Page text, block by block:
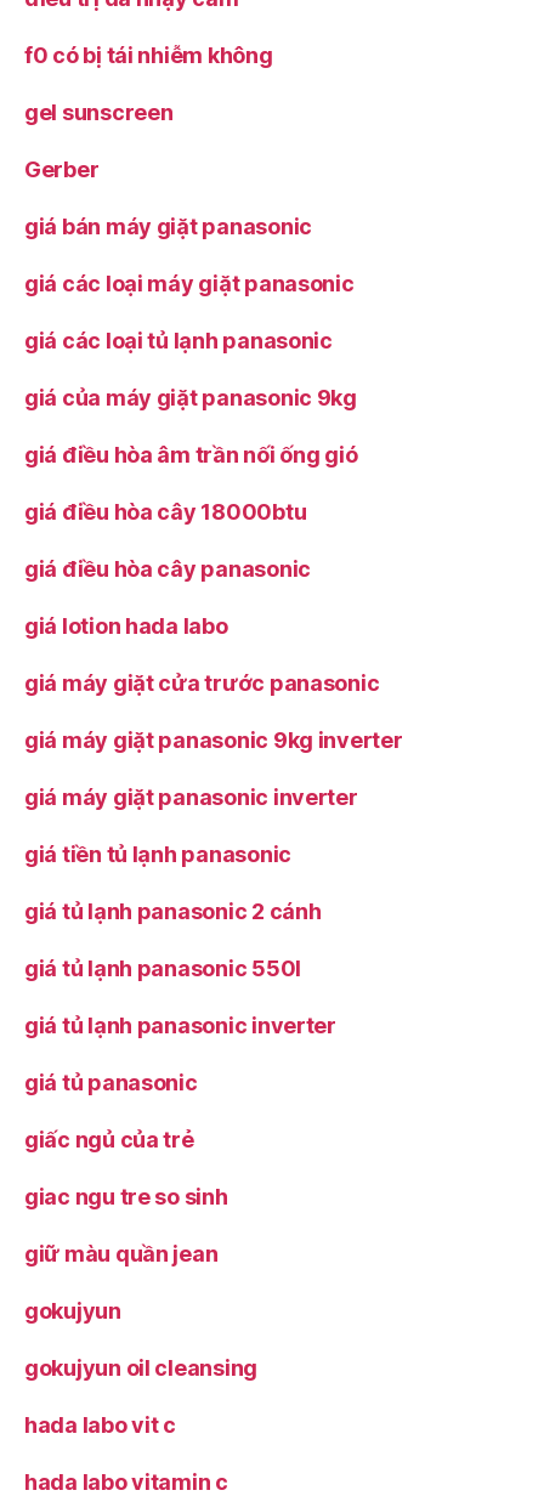
f0 có bị tái nhiễm không
gel sunscreen
Gerber
giá bán máy giặt panasonic
giá các loại máy giặt panasonic
giá các loại tủ lạnh panasonic
giá của máy giặt panasonic 9kg
giá điều hòa âm trần nối ống gió
giá điều hòa cây 18000btu
giá điều hòa cây panasonic
giá lotion hada labo
giá máy giặt cửa trước panasonic
giá máy giặt panasonic 9kg inverter
giá máy giặt panasonic inverter
giá tiền tủ lạnh panasonic
giá tủ lạnh panasonic 2 cánh
giá tủ lạnh panasonic 550l
giá tủ lạnh panasonic inverter
giá tủ panasonic
giấc ngủ của trẻ
giac ngu tre so sinh
giữ màu quần jean
gokujyun
gokujyun oil cleansing
hada labo vit c
hada labo vitamin c